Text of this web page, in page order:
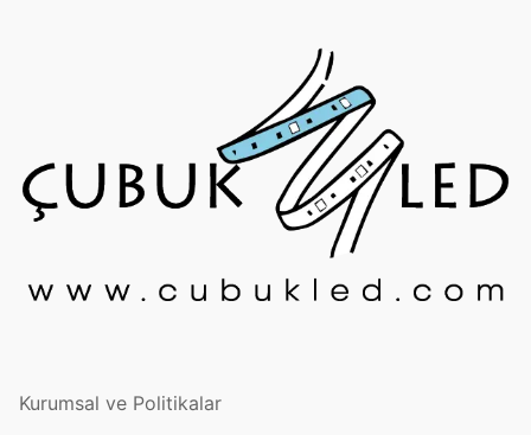
Kurumsal ve Politikalar